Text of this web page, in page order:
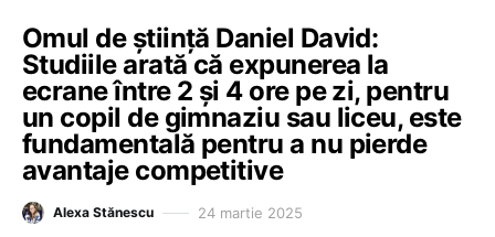
Omul de știință Daniel David:
Studiile arată că expunerea la
ecrane între 2 și 4 ore pe zi, pentru
un copil de gimnaziu sau liceu, este
fundamentală pentru a nu pierde
avantaje competitive
Alexa Stănescu 24 martie 2025